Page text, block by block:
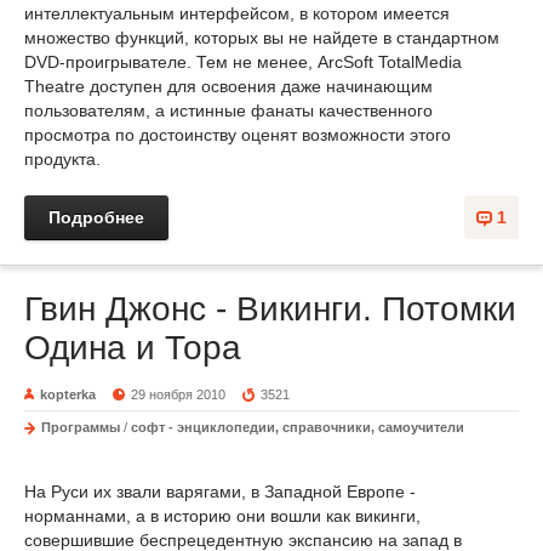
интеллектуальным интерфейсом, в котором имеется
множество функций, которых вы не найдете в стандартном
DVD-проигрывателе. Тем не менее, ArcSoft TotalMedia
Theatre доступен для освоения даже начинающим
пользователям, а истинные фанаты качественного
просмотра по достоинству оценят возможности этого
продукта.
1
Подробнее
Гвин Джонс - Викинги. Потомки
Одина и Тора
kopterka 29 ноября 2010 3521
Программы / софт - энциклопедии, справочники, самоучители
На Руси их звали варягами, в Западной Европе -
норманнами, а в историю они вошли как викинги,
совершившие беспрецедентную экспансию на запад в